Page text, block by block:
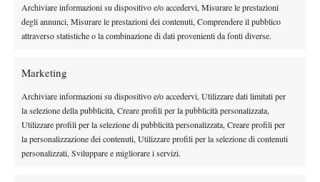
Archiviare informazioni su dispositivo e/o accedervi, Misurare le prestazioni
degli annunci, Misurare le prestazioni dei contenuti, Comprendere il pubblico
attraverso statistiche o la combinazione di dati provenienti da fonti diverse.
Marketing
Archiviare informazioni su dispositivo e/o accedervi, Utilizzare dati limitati per
la selezione della pubblicità, Creare profili per la pubblicità personalizzata,
Utilizzare profili per la selezione di pubblicità personalizzata, Creare profili per
la personalizzazione dei contenuti, Utilizzare profili per la selezione di contenuti
personalizzati, Sviluppare e migliorare i servizi.
fermezza.
Anzi, vuole trasformare la propria esperienza in un megafono per
parliamo, più aumenta la pressione per cambiare le cose
Billie Jean King Cup, Lys spera che la sua voce – forte, lucida e
coraggiosa – possa diventare un punto di svolta nella lotta
all’odio e alle molestie nel mondo dello sport.